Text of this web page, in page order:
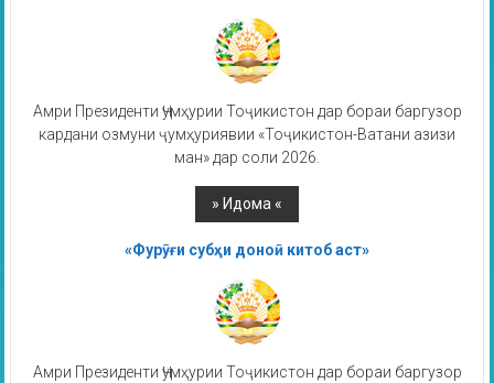
Амри Президенти Ҷумҳурии Тоҷикистон дар бораи баргузор
кардани озмуни ҷумҳуриявии «Тоҷикистон-Ватани азизи
ман» дар соли 2026.
«Фурӯғи субҳи доноӣ китоб аст»
Амри Президенти Ҷумҳурии Тоҷикистон дар бораи баргузор